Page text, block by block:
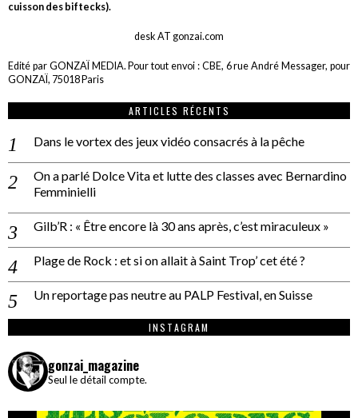
cuisson des biftecks).
desk AT gonzai.com
Edité par GONZAÏ MEDIA. Pour tout envoi : CBE, 6 rue André Messager, pour
GONZAÏ, 75018 Paris
ARTICLES RÉCENTS
Dans le vortex des jeux vidéo consacrés à la pêche
On a parlé Dolce Vita et lutte des classes avec Bernardino
Femminielli
Gilb’R : « Être encore là 30 ans après, c’est miraculeux »
Plage de Rock : et si on allait à Saint Trop’ cet été ?
Un reportage pas neutre au PALP Festival, en Suisse
INSTAGRAM
gonzai_magazine
Seul le détail compte.